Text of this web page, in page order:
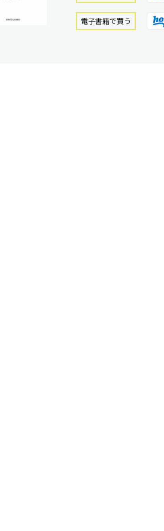
電⼦書籍で買う